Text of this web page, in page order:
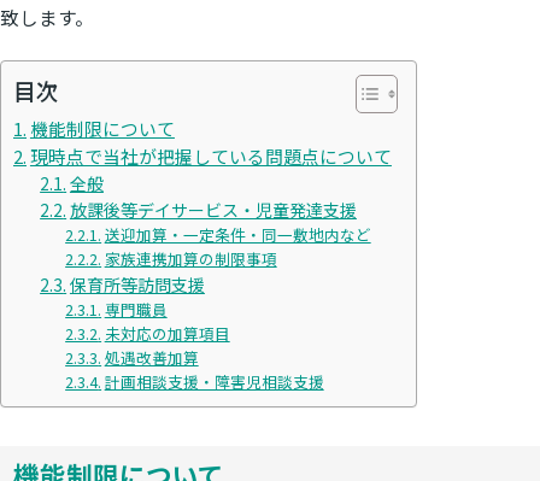
致します。
目次
機能制限について
現時点で当社が把握している問題点について
全般
放課後等デイサービス・児童発達支援
送迎加算・一定条件・同一敷地内など
家族連携加算の制限事項
保育所等訪問支援
専門職員
未対応の加算項目
処遇改善加算
計画相談支援・障害児相談支援